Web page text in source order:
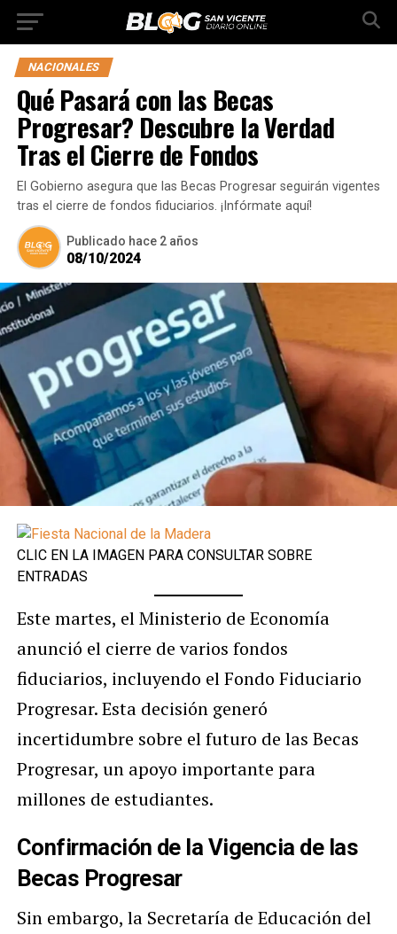
NACIONALES
Qué Pasará con las Becas
Progresar? Descubre la Verdad
Tras el Cierre de Fondos
El Gobierno asegura que las Becas Progresar seguirán vigentes
tras el cierre de fondos fiduciarios. ¡Infórmate aquí!
Publicado hace 2 años
08/10/2024
CLIC EN LA IMAGEN PARA CONSULTAR SOBRE
ENTRADAS
Este martes, el Ministerio de Economía
anunció el cierre de varios fondos
fiduciarios, incluyendo el Fondo Fiduciario
Progresar. Esta decisión generó
incertidumbre sobre el futuro de las Becas
Progresar, un apoyo importante para
millones de estudiantes.
Confirmación de la Vigencia de las
Becas Progresar
Sin embargo, la Secretaría de Educación del